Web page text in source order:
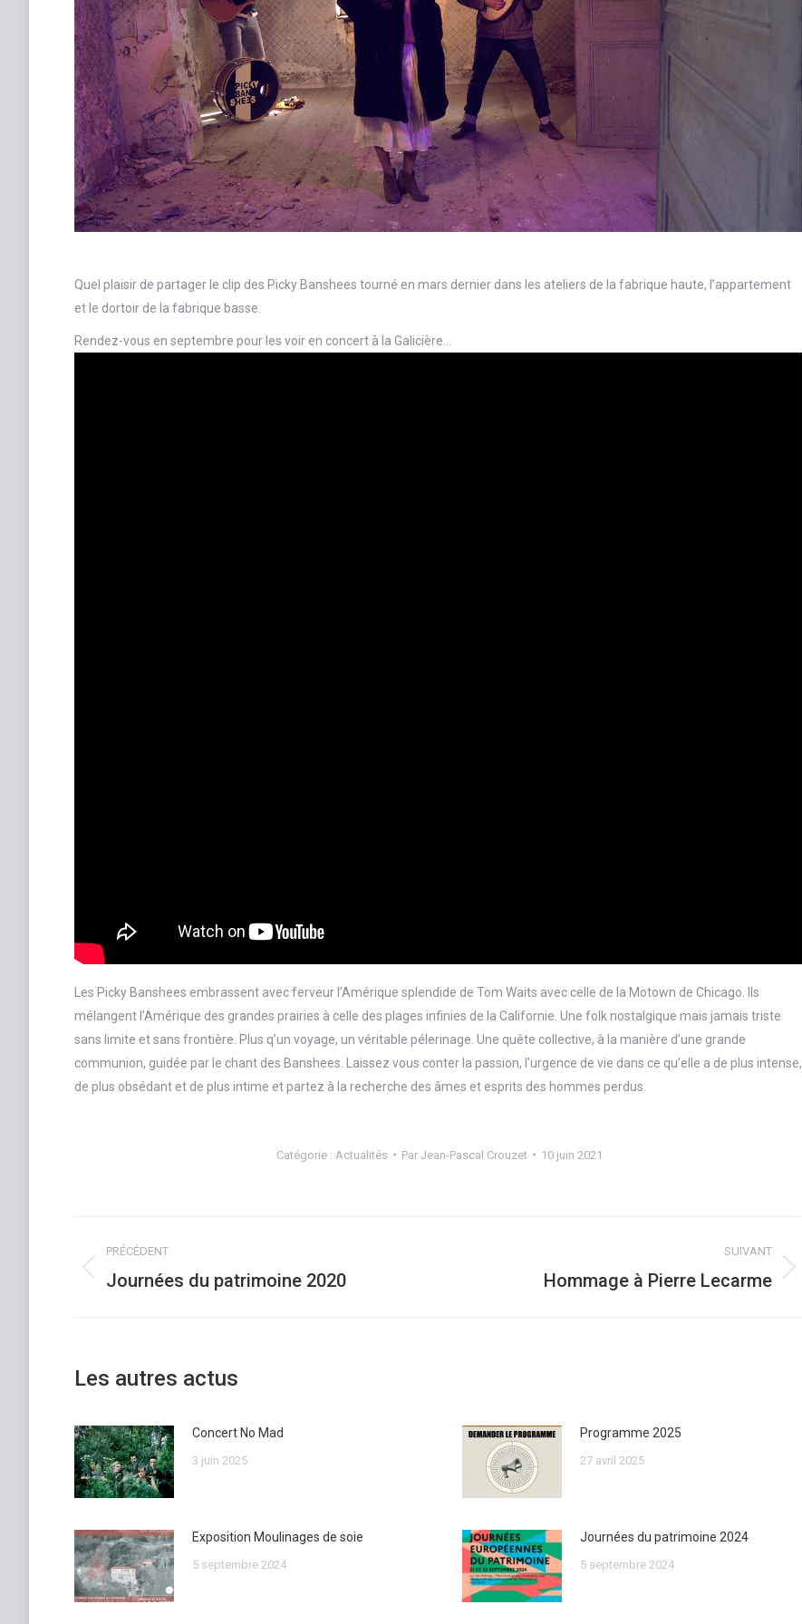
Quel plaisir de partager le clip des Picky Banshees tourné en mars dernier dans les ateliers de la fabrique haute, l’appartement
et le dortoir de la fabrique basse.
Rendez-vous en septembre pour les voir en concert à la Galicière…
Les Picky Banshees embrassent avec ferveur l’Amérique splendide de Tom Waits avec celle de la Motown de Chicago. Ils
mélangent l’Amérique des grandes prairies à celle des plages infinies de la Californie. Une folk nostalgique mais jamais triste
sans limite et sans frontière. Plus q’un voyage, un véritable pélerinage. Une quête collective, à la manière d’une grande
communion, guidée par le chant des Banshees. Laissez vous conter la passion, l’urgence de vie dans ce qu’elle a de plus intense,
de plus obsédant et de plus intime et partez à la recherche des âmes et esprits des hommes perdus.
Catégorie : Actualités Par Jean-Pascal Crouzet 10 juin 2021
ARTICLE
PRÉCÉDENT
Article
Journées du patrimoine 2020
SUIVANT
Hommage à Pierre Lecarme
Les autres actus
Concert No Mad
3 juin 2025
Programme 2025
27 avril 2025
Exposition Moulinages de soie
5 septembre 2024
Journées du patrimoine 2024
5 septembre 2024